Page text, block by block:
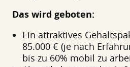
Das wird geboten:
Ein attraktives
85.000 € (je nach
bis zu 60% mobil zu